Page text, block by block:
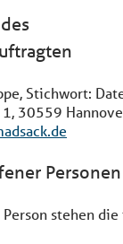
Stichwort:
30559
Personen
stehen